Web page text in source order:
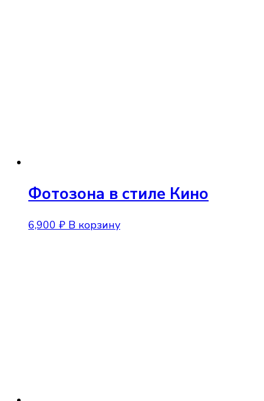
Фотозона в стиле Кино
6,900 ₽ В корзину